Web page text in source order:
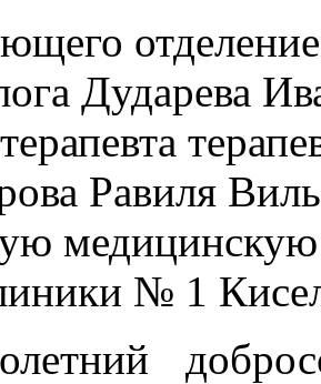
Дударева
Равиля
медицинскую
№ 1